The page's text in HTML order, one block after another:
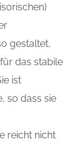
gestaltet,
das stabile
ist
so dass sie
reicht nicht